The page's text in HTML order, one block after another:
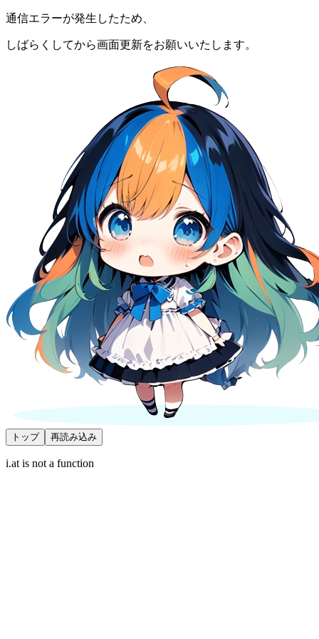
通信エラーが発生したため、
しばらくしてから画面更新をお願いいたします。
トップ 再読み込み
i.at is not a function